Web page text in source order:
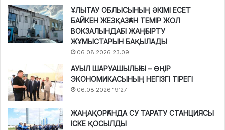
ҰЛЫТАУ ОБЛЫСЫНЫҢ ӘКІМІ ЕСЕТ
БАЙКЕН ЖЕЗҚАЗҒАН ТЕМІР ЖОЛ
ВОКЗАЛЫНДАҒЫ ЖАҢҒЫРТУ
ЖҰМЫСТАРЫН БАҚЫЛАДЫ
06.08.2026 23:09
АУЫЛ ШАРУАШЫЛЫҒЫ – ӨҢІР
ЭКОНОМИКАСЫНЫҢ НЕГІЗГІ ТІРЕГІ
06.08.2026 19:27
ЖАҢАҚОРҒАНДА СУ ТАРАТУ СТАНЦИЯСЫ
ІСКЕ ҚОСЫЛДЫ